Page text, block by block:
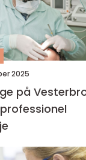
2025
på